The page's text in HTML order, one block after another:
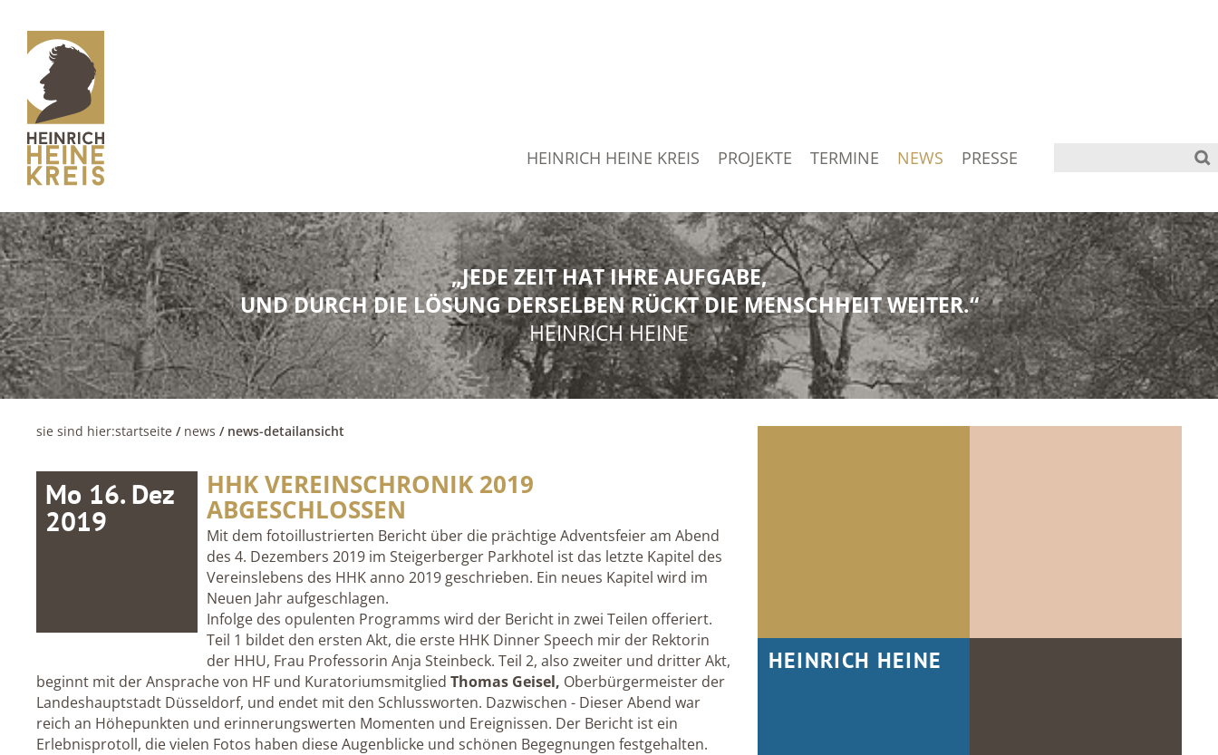
HEINRICH HEINE KREIS PROJEKTE TERMINE NEWS PRESSE
„JEDE ZEIT HAT IHRE AUFGABE,
UND DURCH DIE LÖSUNG DERSELBEN RÜCKT DIE MENSCHHEIT WEITER.“
HEINRICH HEINE
sie sind hier:startseite / news / news-detailansicht
Mo 16. Dez
2019
HHK VEREINSCHRONIK 2019
ABGESCHLOSSEN
Mit dem fotoillustrierten Bericht über die prächtige Adventsfeier am Abend
des 4. Dezembers 2019 im Steigerberger Parkhotel ist das letzte Kapitel des
Vereinslebens des HHK anno 2019 geschrieben. Ein neues Kapitel wird im
Neuen Jahr aufgeschlagen.
Infolge des opulenten Programms wird der Bericht in zwei Teilen offeriert.
Teil 1 bildet den ersten Akt, die erste HHK Dinner Speech mir der Rektorin
der HHU, Frau Professorin Anja Steinbeck. Teil 2, also zweiter und dritter Akt,
beginnt mit der Ansprache von HF und Kuratoriumsmitglied Thomas Geisel, Oberbürgermeister der
Landeshauptstadt Düsseldorf, und endet mit den Schlussworten. Dazwischen - Dieser Abend war
reich an Höhepunkten und erinnerungswerten Momenten und Ereignissen. Der Bericht ist ein
Erlebnisprotoll, die vielen Fotos haben diese Augenblicke und schönen Begegnungen festgehalten.
HEINRICH HEINE